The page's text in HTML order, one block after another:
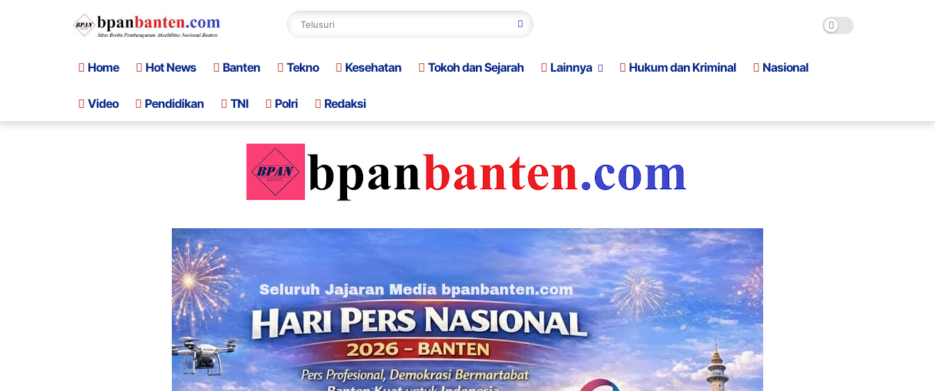
Home Hot News Banten Tekno Kesehatan Tokoh dan Sejarah Lainnya Hukum dan Kriminal Nasional
Video Pendidikan TNI Polri Redaksi